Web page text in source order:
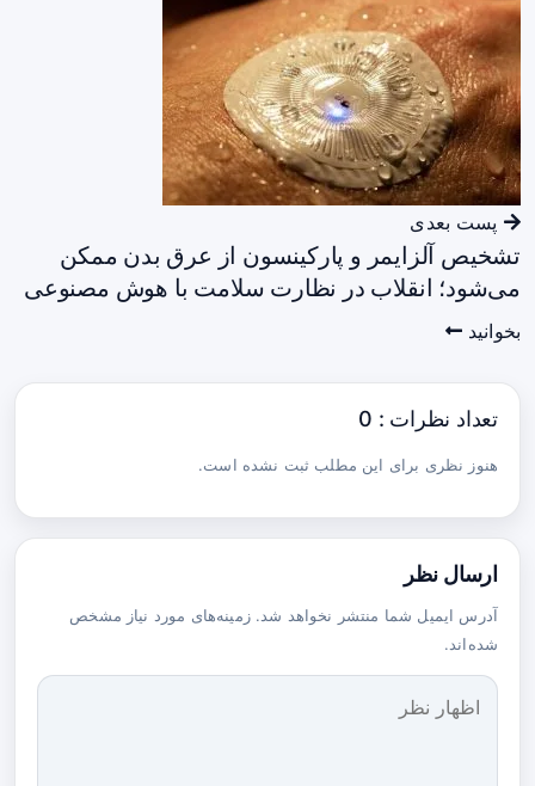
پست بعدی
تشخیص آلزایمر و پارکینسون از عرق بدن ممکن
می‌شود؛ انقلاب در نظارت سلامت با هوش مصنوعی
بخوانید
تعداد نظرات : 0
هنوز نظری برای این مطلب ثبت نشده است.
ارسال نظر
آدرس ایمیل شما منتشر نخواهد شد. زمینه‌های مورد نیاز مشخص
شده‌اند.